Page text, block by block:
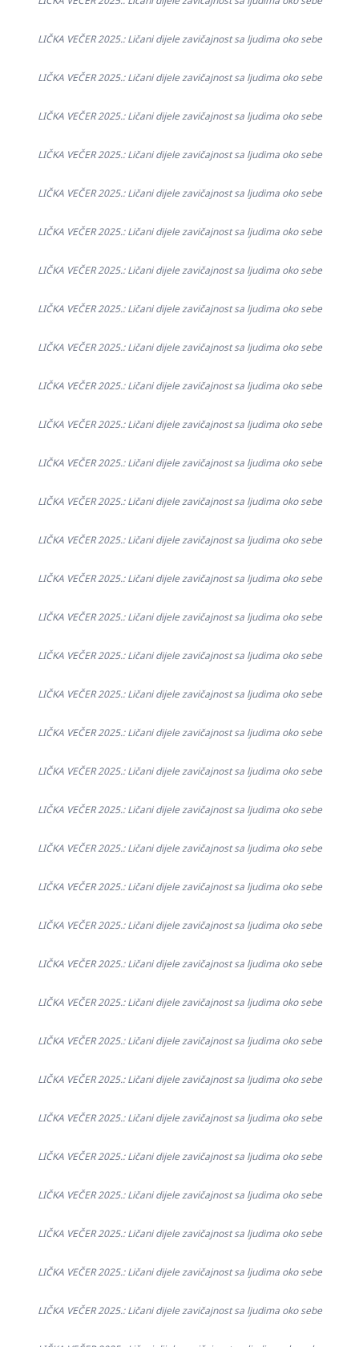
LIČKA VEČER 2025.: Ličani dijele zavičajnost sa ljudima oko sebe
LIČKA VEČER 2025.: Ličani dijele zavičajnost sa ljudima oko sebe
LIČKA VEČER 2025.: Ličani dijele zavičajnost sa ljudima oko sebe
LIČKA VEČER 2025.: Ličani dijele zavičajnost sa ljudima oko sebe
LIČKA VEČER 2025.: Ličani dijele zavičajnost sa ljudima oko sebe
LIČKA VEČER 2025.: Ličani dijele zavičajnost sa ljudima oko sebe
LIČKA VEČER 2025.: Ličani dijele zavičajnost sa ljudima oko sebe
LIČKA VEČER 2025.: Ličani dijele zavičajnost sa ljudima oko sebe
LIČKA VEČER 2025.: Ličani dijele zavičajnost sa ljudima oko sebe
LIČKA VEČER 2025.: Ličani dijele zavičajnost sa ljudima oko sebe
LIČKA VEČER 2025.: Ličani dijele zavičajnost sa ljudima oko sebe
LIČKA VEČER 2025.: Ličani dijele zavičajnost sa ljudima oko sebe
LIČKA VEČER 2025.: Ličani dijele zavičajnost sa ljudima oko sebe
LIČKA VEČER 2025.: Ličani dijele zavičajnost sa ljudima oko sebe
LIČKA VEČER 2025.: Ličani dijele zavičajnost sa ljudima oko sebe
LIČKA VEČER 2025.: Ličani dijele zavičajnost sa ljudima oko sebe
LIČKA VEČER 2025.: Ličani dijele zavičajnost sa ljudima oko sebe
LIČKA VEČER 2025.: Ličani dijele zavičajnost sa ljudima oko sebe
LIČKA VEČER 2025.: Ličani dijele zavičajnost sa ljudima oko sebe
LIČKA VEČER 2025.: Ličani dijele zavičajnost sa ljudima oko sebe
LIČKA VEČER 2025.: Ličani dijele zavičajnost sa ljudima oko sebe
LIČKA VEČER 2025.: Ličani dijele zavičajnost sa ljudima oko sebe
LIČKA VEČER 2025.: Ličani dijele zavičajnost sa ljudima oko sebe
LIČKA VEČER 2025.: Ličani dijele zavičajnost sa ljudima oko sebe
LIČKA VEČER 2025.: Ličani dijele zavičajnost sa ljudima oko sebe
LIČKA VEČER 2025.: Ličani dijele zavičajnost sa ljudima oko sebe
LIČKA VEČER 2025.: Ličani dijele zavičajnost sa ljudima oko sebe
LIČKA VEČER 2025.: Ličani dijele zavičajnost sa ljudima oko sebe
LIČKA VEČER 2025.: Ličani dijele zavičajnost sa ljudima oko sebe
LIČKA VEČER 2025.: Ličani dijele zavičajnost sa ljudima oko sebe
LIČKA VEČER 2025.: Ličani dijele zavičajnost sa ljudima oko sebe
LIČKA VEČER 2025.: Ličani dijele zavičajnost sa ljudima oko sebe
LIČKA VEČER 2025.: Ličani dijele zavičajnost sa ljudima oko sebe
LIČKA VEČER 2025.: Ličani dijele zavičajnost sa ljudima oko sebe